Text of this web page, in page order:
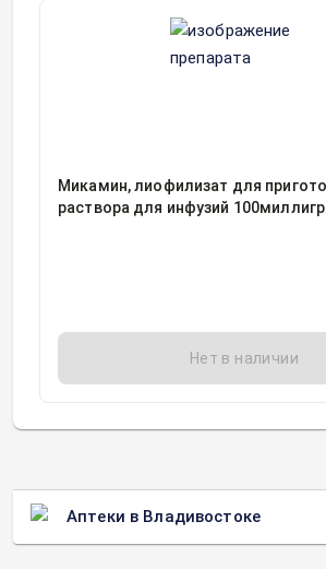
Микамин, лиофилизат для
раствора для инфузий
Нет в наличии
Аптеки в Владивостоке